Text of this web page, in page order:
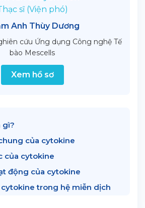
sĩ (Viện phó)
Anh Thùy Dương
cứu Ứng dụng Công nghệ Tế
bào Mescells
Xem hồ sơ
gì?
của cytokine
của cytokine
động của cytokine
cytokine trong hệ miễn dịch